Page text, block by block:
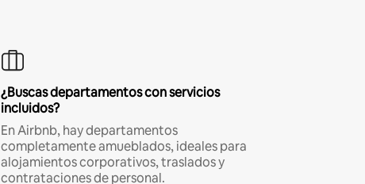
¿Buscas departamentos con servicios
incluidos?
En Airbnb, hay departamentos
completamente amueblados, ideales para
alojamientos corporativos, traslados y
contrataciones de personal.